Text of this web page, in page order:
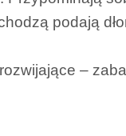
podają
–